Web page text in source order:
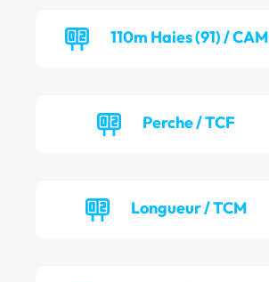
110m Haies (91) / CAM
Perche / TCF
Longueur / TCM